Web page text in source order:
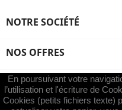
NOTRE SOCIÉTÉ
NOS OFFRES
VOTRE COMPTE
En poursuivant votre
l’utilisation et l'écriture de
Cookies (petits fichiers texte)